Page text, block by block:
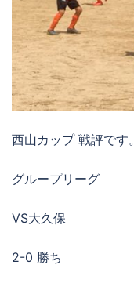
西山カップ 戦評です。
グループリーグ
VS大久保
2-0 勝ち